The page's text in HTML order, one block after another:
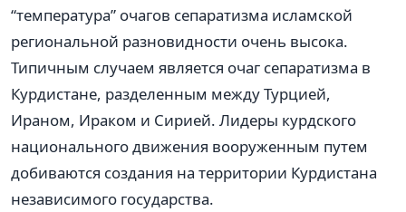
“температура” очагов сепаратизма исламской
региональной разновидности очень высока.
Типичным случаем является очаг сепаратизма в
Курдистане, разделенным между Турцией,
Ираном, Ираком и Сирией. Лидеры курдского
национального движения вооруженным путем
добиваются создания на территории Курдистана
независимого государства.